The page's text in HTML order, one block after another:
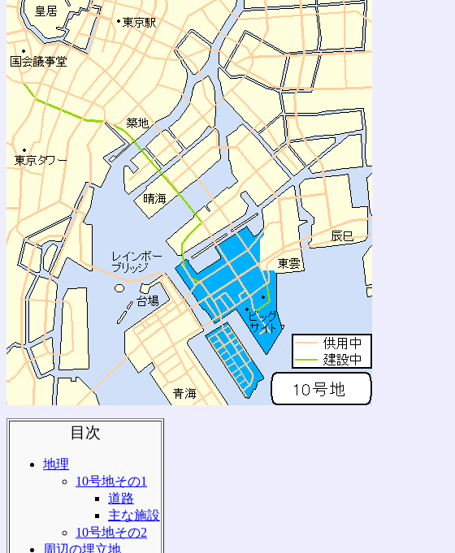
目次
地理
10号地その1
道路
主な施設
10号地その2
周辺の埋立地